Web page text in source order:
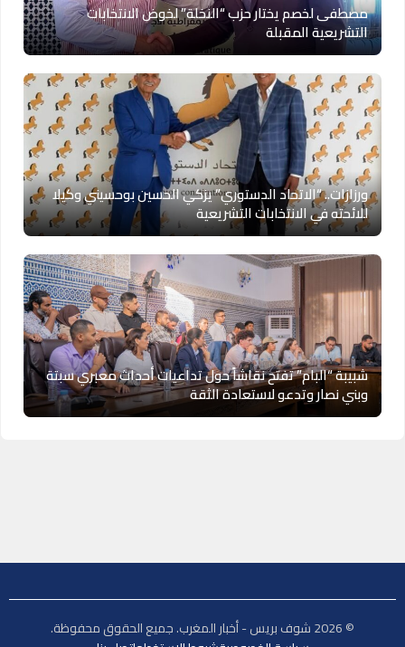
مصطفى لخصم يختار حزب “النخلة” لخوض الانتخابات
التشريعية المقبلة
ورزازات.. “الاتحاد الدستوري” يزكي الحسين بوحسيني وكيلا
للائحته في الانتخابات التشريعية
شبيبة “البام” تفتح نقاشاً حول تداعيات أحداث معبري سبتة
وبني نصار وتدعو لاستعادة الثقة
© 2026 شوف بريس - أخبار المغرب. جميع الحقوق محفوظة.